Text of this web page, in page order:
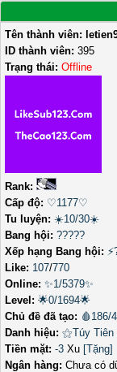
Tên thành viên:
ID thành viên: 395
Trạng thái: Offline
Rank:
Cấp độ: ♡1177♡
Tu luyện: ☀️10/30☀️
Bang hội: ?????
Xếp hạng Bang hội:
Like: 107/770
Online: ✨1/5379✨
Level: 🌟0/1694🌟
Chủ đề đã tạo: 🩸186/
Danh hiệu: ⚝Túy Tiên
Tiền mặt: -3 Xu [Tặng]
Ngân hàng: Chưa có